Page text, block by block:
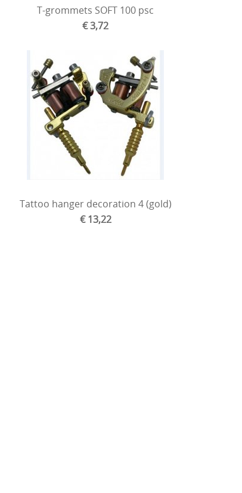
T-grommets SOFT 100 psc
€ 3,72
Tattoo hanger decoration 4 (gold)
€ 13,22